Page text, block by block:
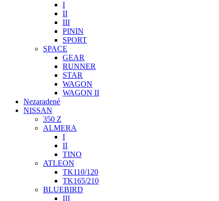
I
II
III
PININ
SPORT
SPACE
GEAR
RUNNER
STAR
WAGON
WAGON II
Nezaradené
NISSAN
350 Z
ALMERA
I
II
TINO
ATLEON
TK110/120
TK165/210
BLUEBIRD
III